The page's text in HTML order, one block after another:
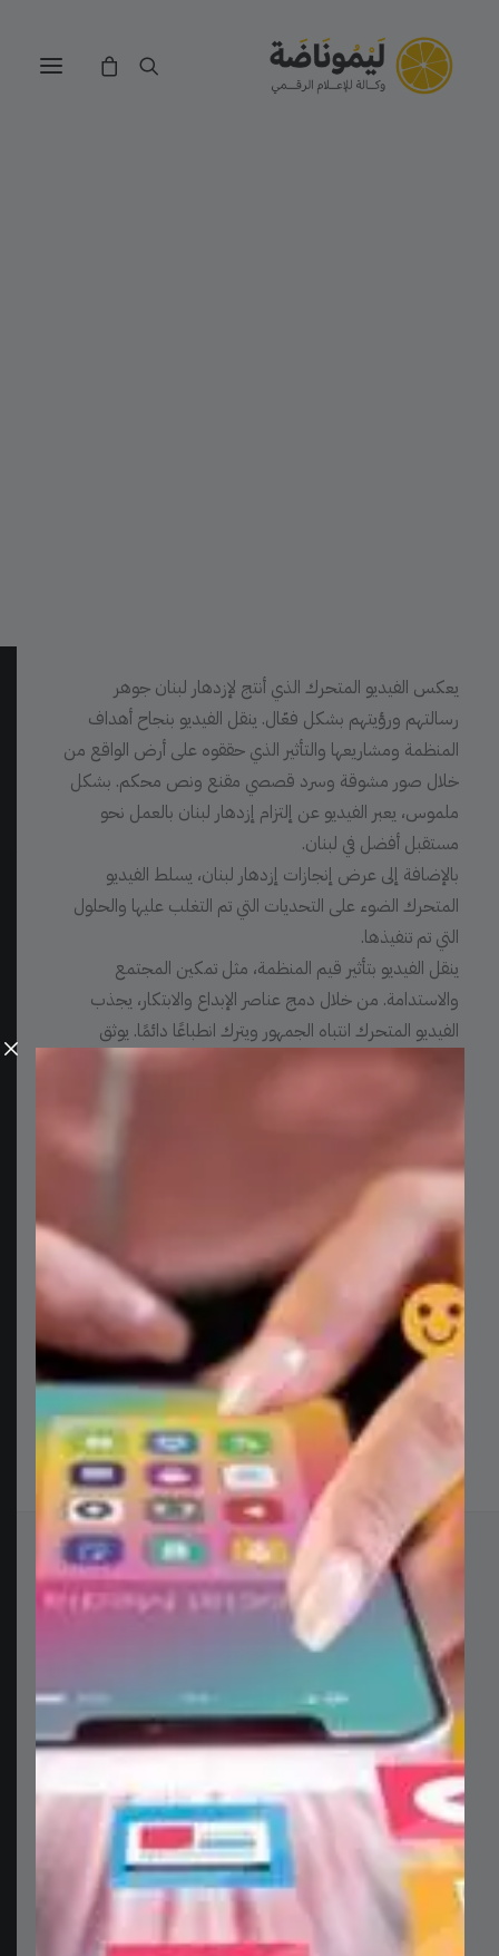
يعكس الفيديو المتحرك الذي أنتج لإزدهار لبنان جوهر
رسالتهم ورؤيتهم بشكل فعّال. ينقل الفيديو بنجاح أهداف
المنظمة ومشاريعها والتأثير الذي حققوه على أرض الواقع من
خلال صور مشوقة وسرد قصصي مقنع ونص محكم. بشكل
ملموس، يعبر الفيديو عن إلتزام إزدهار لبنان بالعمل نحو
مستقبل أفضل في لبنان.
بالإضافة إلى عرض إنجازات إزدهار لبنان، يسلط الفيديو
المتحرك الضوء على التحديات التي تم التغلب عليها والحلول
التي تم تنفيذها.
ينقل الفيديو بتأثير قيم المنظمة، مثل تمكين المجتمع
والاستدامة. من خلال دمج عناصر الإبداع والابتكار، يجذب
الفيديو المتحرك انتباه الجمهور ويترك انطباعًا دائمًا. يوثق
الفيديو بفعالية الشغف والالتزام الذي يحمله فريق إزدهار لبنان
الزبون
الخدمات
التاريخ
2021
الرابط
izdiharlibnan.org
مشاريع ذات صلة